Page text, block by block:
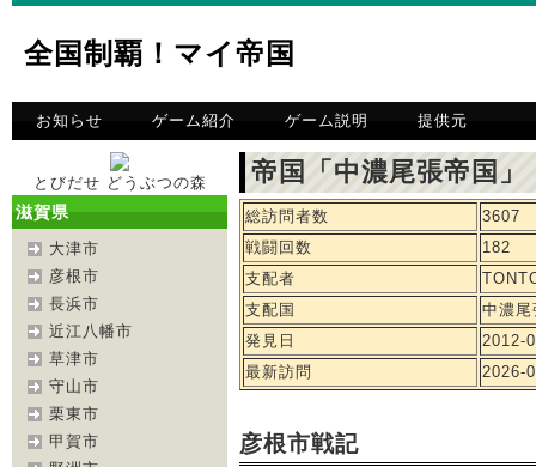
全国制覇！マイ帝国
お知らせ ゲーム紹介 ゲーム説明 提供元
とびだせ どうぶつの森
滋賀県
大津市
彦根市
長浜市
近江八幡市
草津市
守山市
栗東市
甲賀市
帝国「中濃尾張帝国
総訪問者数
3607
戦闘回数
182
支配者
支配国
中濃
発見日
2012-
最新訪問
2026-
彦根市戦記